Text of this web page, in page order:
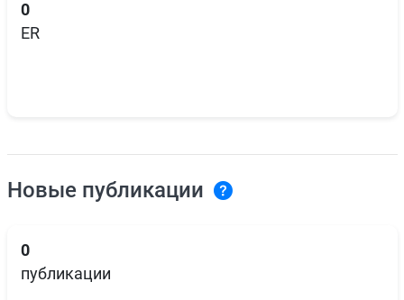
0
ER
Новые публикации
0
публикации